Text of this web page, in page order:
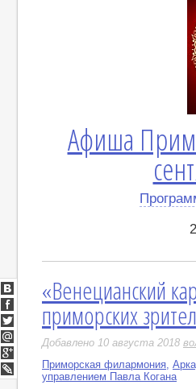
Афиша
«Венецианский
приморских
Добавлено 10 августа 2018
Приморская филармония
управлением Павла Когана
ВКонтакте
Facebook
Twitter
Мой
Мир
Google+
LiveJournal